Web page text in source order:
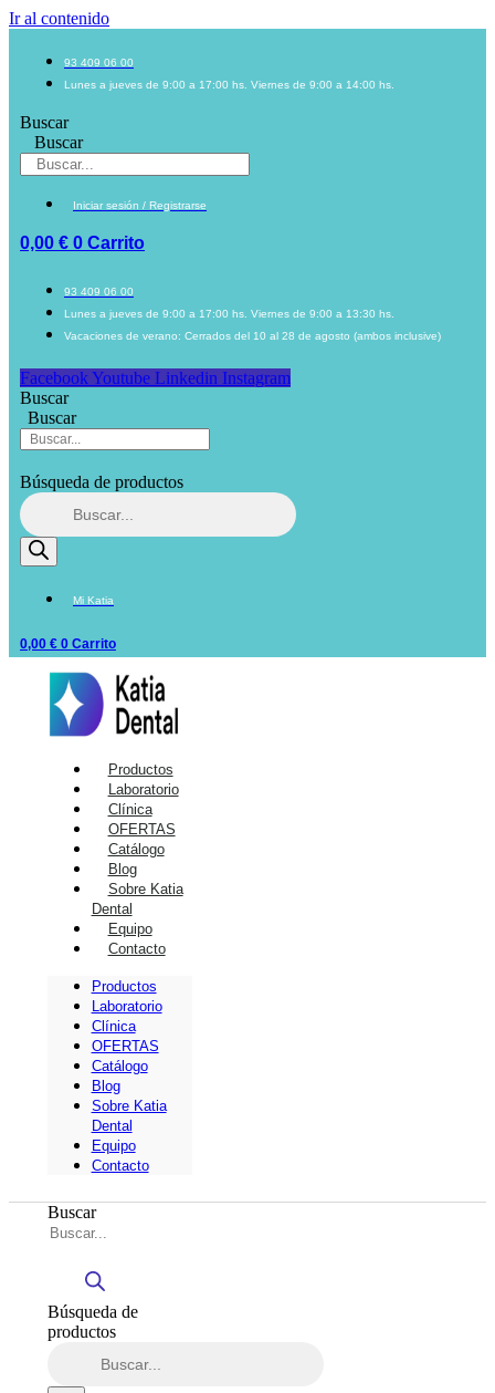
Ir al contenido
93 409 06 00
Lunes a jueves de 9:00 a 17:00 hs. Viernes de 9:00 a 14:00 hs.
Buscar
Buscar
Iniciar sesión / Registrarse
0,00 € 0 Carrito
93 409 06 00
Lunes a jueves de 9:00 a 17:00 hs. Viernes de 9:00 a 13:30 hs.
Vacaciones de verano: Cerrados del 10 al 28 de agosto (ambos inclusive)
Facebook Youtube Linkedin Instagram
Buscar
Buscar
Búsqueda de productos
Mi Katia
0,00 € 0 Carrito
Productos
Laboratorio
Clínica
OFERTAS
Catálogo
Blog
Sobre Katia
Dental
Equipo
Contacto
Productos
Laboratorio
Clínica
OFERTAS
Catálogo
Blog
Sobre Katia
Dental
Equipo
Contacto
Buscar
Búsqueda de
productos